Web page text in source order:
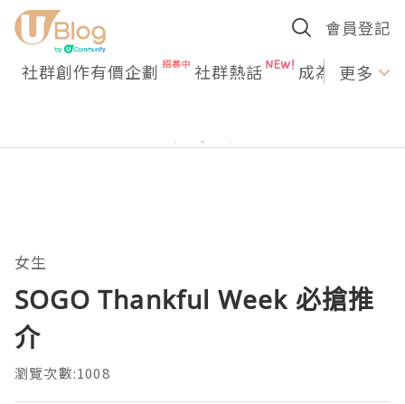
會員登記
社群創作有價企劃 社群熱話 成為U更多
女生
SOGO Thankful Week 必搶推
介
瀏覽次數:1008